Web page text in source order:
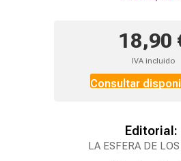
18,90
IVA incluido
Consultar
Editorial:
LA ESFERA DE